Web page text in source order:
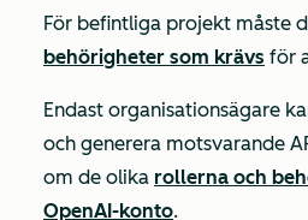
För befintliga projekt måste
behörigheter som krävs för
Endast organisationsägare
och generera motsvarande
om de olika rollerna och
OpenAI-konto.